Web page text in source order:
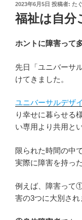
投
稿
日:
2023年6月5日 投稿者: た
福祉は自
ホントに障害って
先日「ユニバーサ
けてきました。
ユニバーサルデザ
り幸せに暮らせる
い専用より共用と
限られた時間の中
実際に障害を持っ
例えば、障害っ
害の3つに大別され